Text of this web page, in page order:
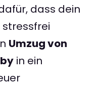
dass dein
stressfrei
Umzug von
in ein